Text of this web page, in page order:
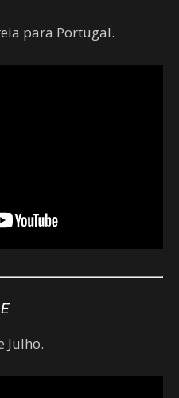
para Portugal.
Julho.